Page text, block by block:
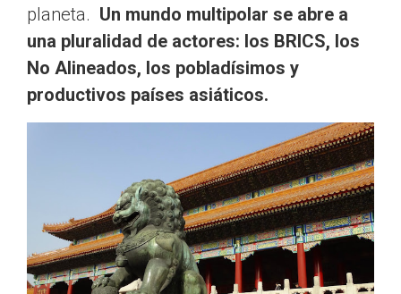
planeta. Un mundo multipolar se abre a
una pluralidad de actores: los BRICS, los
No Alineados, los pobladísimos y
productivos países asiáticos.